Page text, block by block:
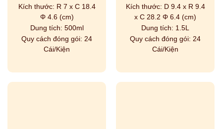
Kích thước: R 7 x C 18.4
Φ 4.6 (cm)
Dung tích: 500ml
Quy cách đóng gói: 24
Cái/Kiện
Kích thước: D 9.4 x R 9.4
x C 28.2 Φ 6.4 (cm)
Dung tích: 1.5L
Quy cách đóng gói: 24
Cái/Kiện